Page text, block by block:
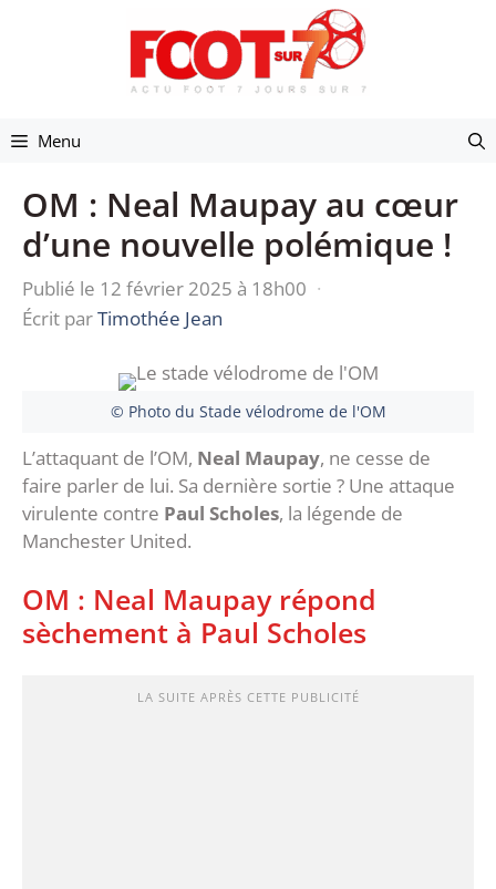
Menu
OM : Neal Maupay au cœur
d’une nouvelle polémique !
Publié le 12 février 2025 à 18h00 ·
Écrit parTimothée Jean
© Photo du Stade vélodrome de l'OM
L’attaquant de l’OM, Neal Maupay, ne cesse de
faire parler de lui. Sa dernière sortie ? Une attaque
virulente contre Paul Scholes, la légende de
Manchester United.
OM : Neal Maupay répond
sèchement à Paul Scholes
LA SUITE APRÈS CETTE PUBLICITÉ